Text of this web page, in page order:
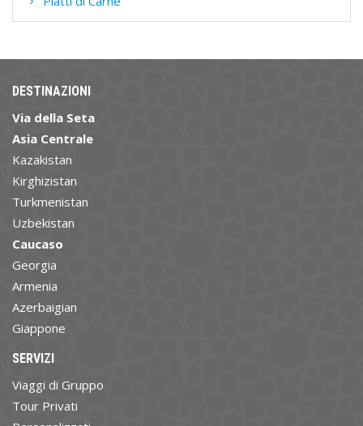
DESTINAZIONI
Via della Seta
Asia Centrale
Kazakistan
Kirghizistan
Turkmenistan
Uzbekistan
Caucaso
Georgia
Armenia
Azerbaigian
Giappone
SERVIZI
Viaggi di Gruppo
Tour Privati